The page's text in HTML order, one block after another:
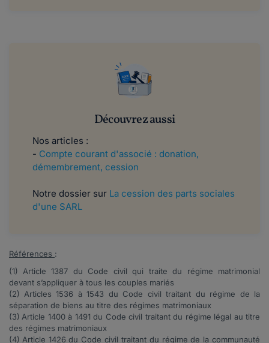
Découvrez aussi
Nos articles :
- Compte courant d'associé : donation,
démembrement, cession
Notre dossier sur La cession des parts sociales
d'une SARL
Références :
(1)
Article 1387 du Code civil qui traite du régime matrimonial
devant s’appliquer à tous les couples mariés
(2) Articles 1536 à 1543 du Code civil traitant du régime de la
séparation de biens au titre des régimes matrimoniaux
(3) Article 1400 à 1491 du Code civil traitant du régime légal au titre
des régimes matrimoniaux
(4) Article 1426 du Code civil traitant du régime de la communauté